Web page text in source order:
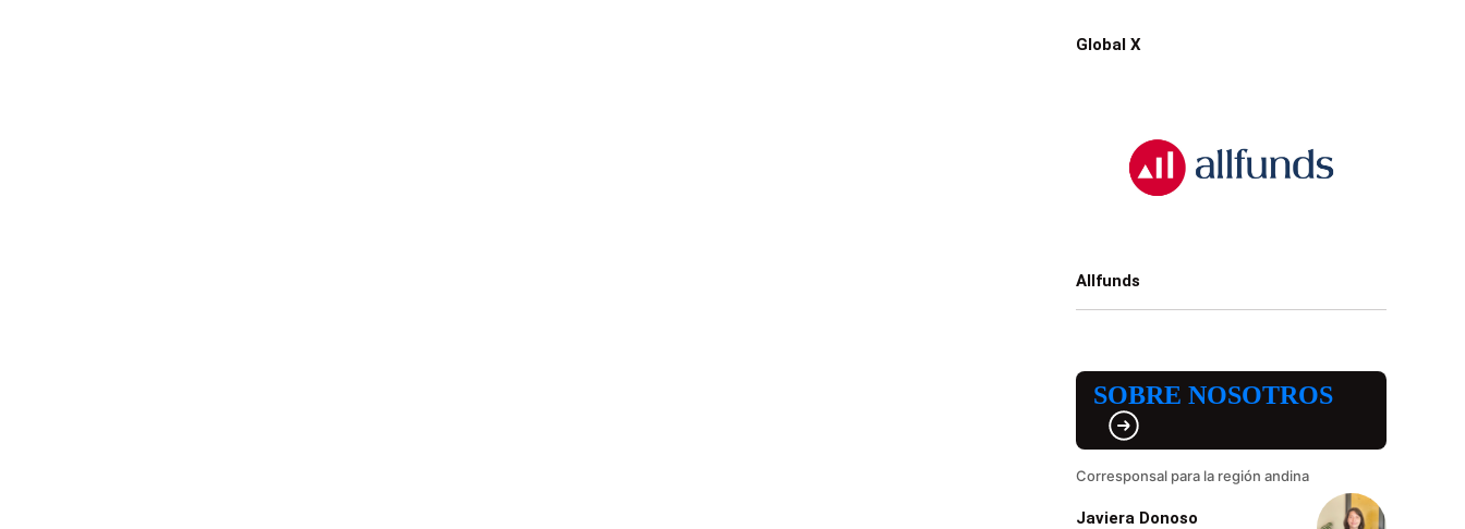
Global X
Allfunds
SOBRE NOSOTROS
Corresponsal para la región andina
Javiera Donoso